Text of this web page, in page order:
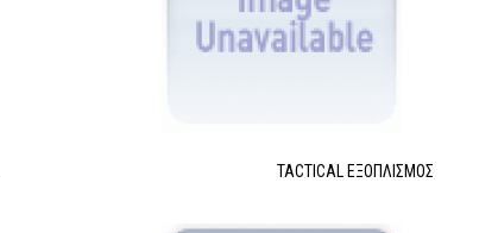
TACTICAL ΕΞΟΠΛΙΣΜΌΣ